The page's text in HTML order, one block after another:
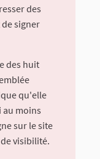
des
signer
des huit
qu'elle
au moins
sur le site
visibilité.